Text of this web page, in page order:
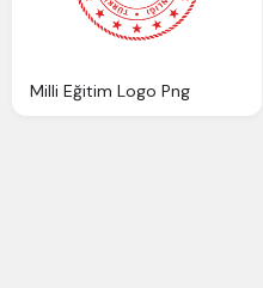
Milli Eğitim Logo Png